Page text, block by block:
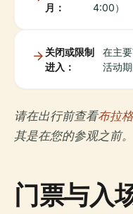
月：
4:00）
关闭或限制
进入：
在主
活动
请在出行前查看布拉
其是在您的参观之前。
门票与入